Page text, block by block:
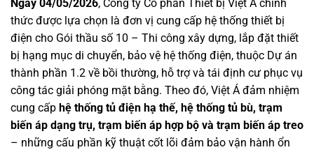
Ngày 04/05/2026, Công ty Cổ phần Thiết bị Việt Á chính
thức được lựa chọn là đơn vị cung cấp hệ thống thiết bị
điện cho Gói thầu số 10 – Thi công xây dựng, lắp đặt thiết
bị hạng mục di chuyển, bảo vệ hệ thống điện, thuộc Dự án
thành phần 1.2 về bồi thường, hỗ trợ và tái định cư phục vụ
công tác giải phóng mặt bằng. Theo đó, Việt Á đảm nhiệm
cung cấp hệ thống tủ điện hạ thế, hệ thống tủ bù, trạm
biến áp dạng trụ, trạm biến áp hợp bộ và trạm biến áp treo
– những cấu phần kỹ thuật cốt lõi đảm bảo vận hành ổn